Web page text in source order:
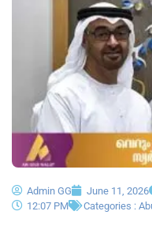
Admin GG June 11, 2026
12:07 PM
Categories :